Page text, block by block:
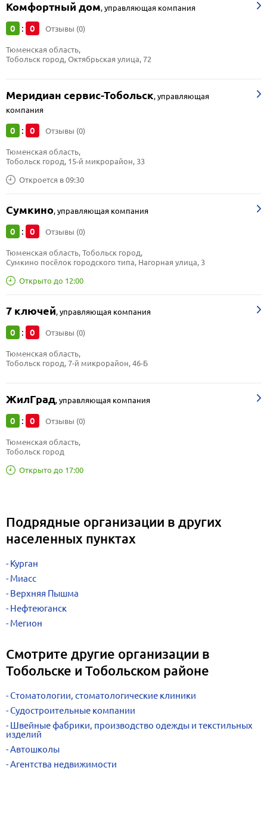
Комфортный дом,управляющая компания
0 : 0 Отзывы (0)
Тюменская область,
Тобольск город, Октябрьская улица, 72
Меридиан сервис-Тобольск,управляющая
компания
0 : 0 Отзывы (0)
Откроется в 09:30
Тюменская область,
Тобольск город, 15-й микрорайон, 33
Сумкино,управляющая компания
0 : 0 Отзывы (0)
Открыто до 12:00
Тюменская область, Тобольск город,
Сумкино посёлок городского типа, Нагорная улица, 3
7 ключей,управляющая компания
0 : 0 Отзывы (0)
Тюменская область,
Тобольск город, 7-й микрорайон, 46-Б
ЖилГрад,управляющая компания
0 : 0 Отзывы (0)
Открыто до 17:00
Тюменская область,
Тобольск город
Подрядные организации в других
населенных пунктах
Курган
Миасс
Верхняя Пышма
Нефтеюганск
Мегион
Смотрите другие организации в
Тобольске и Тобольском районе
Стоматологии, стоматологические клиники
Судостроительные компании
Швейные фабрики, производство одежды и текстильных
изделий
Автошколы
Агентства недвижимости